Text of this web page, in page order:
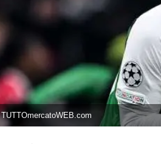
TUTTOmercatoWEB.com